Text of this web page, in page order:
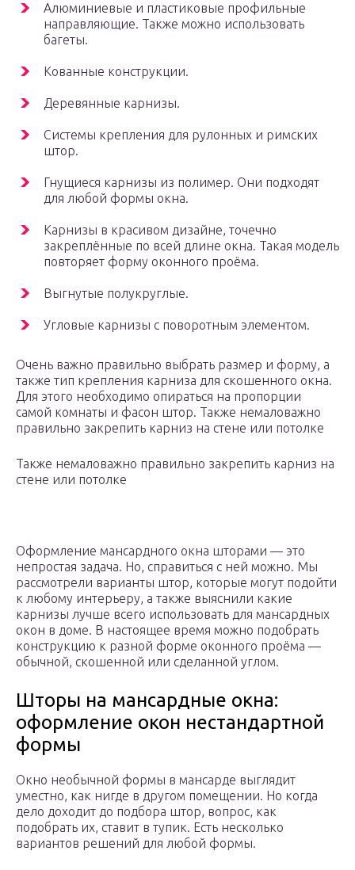
Алюминиевые и пластиковые профильные
направляющие. Также можно использовать
багеты.
Кованные конструкции.
Деревянные карнизы.
Системы крепления для рулонных и римских
штор.
Гнущиеся карнизы из полимер. Они подходят
для любой формы окна.
Карнизы в красивом дизайне, точечно
закреплённые по всей длине окна. Такая модель
повторяет форму оконного проёма.
Выгнутые полукруглые.
Угловые карнизы с поворотным элементом.
Очень важно правильно выбрать размер и форму, а
также тип крепления карниза для скошенного окна.
Для этого необходимо опираться на пропорции
самой комнаты и фасон штор. Также немаловажно
правильно закрепить карниз на стене или потолке
Также немаловажно правильно закрепить карниз на
стене или потолке
Оформление мансардного окна шторами — это
непростая задача. Но, справиться с ней можно. Мы
рассмотрели варианты штор, которые могут подойти
к любому интерьеру, а также выяснили какие
карнизы лучше всего использовать для мансардных
окон в доме. В настоящее время можно подобрать
конструкцию к разной форме оконного проёма —
обычной, скошенной или сделанной углом.
Шторы на мансардные окна:
оформление окон нестандартной
формы
Окно необычной формы в мансарде выглядит
уместно, как нигде в другом помещении. Но когда
дело доходит до подбора штор, вопрос, как
подобрать их, ставит в тупик. Есть несколько
вариантов решений для любой формы.